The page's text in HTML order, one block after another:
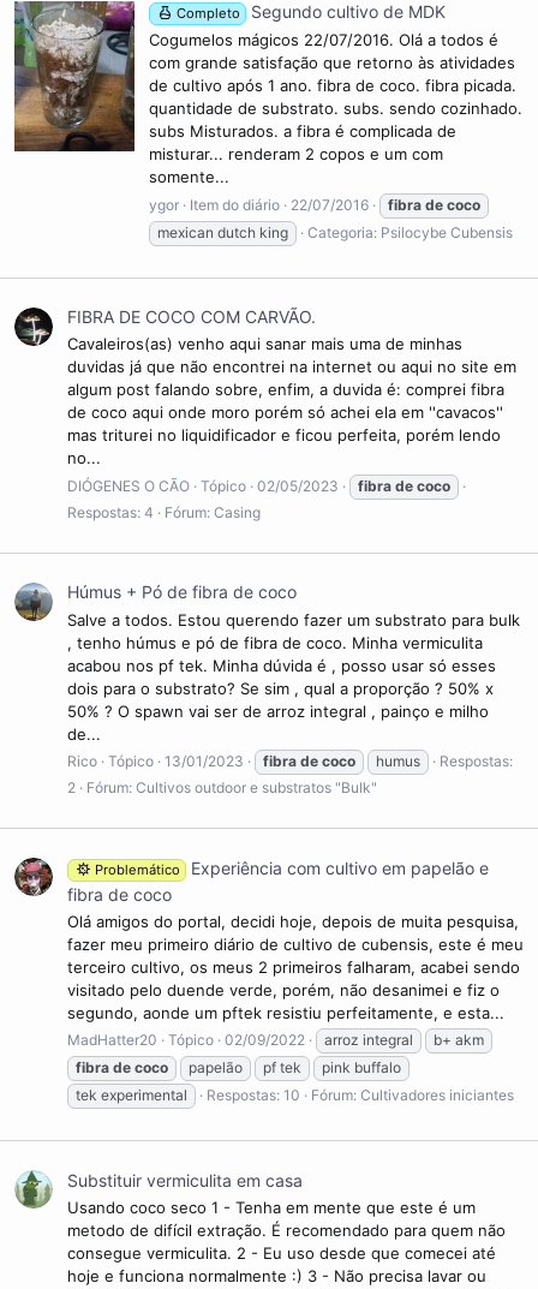
Completo Segundo cultivo de MDK
Cogumelos mágicos 22/07/2016. Olá a todos é
com grande satisfação que retorno às atividades
de cultivo após 1 ano. fibra de coco. fibra picada.
quantidade de substrato. subs. sendo cozinhado.
subs Misturados. a fibra é complicada de
misturar... renderam 2 copos e um com
somente...
ygor Item do diário 22/07/2016 fibra de coco
mexican dutch king
Categoria: Psilocybe Cubensis
FIBRA DE COCO COM CARVÃO.
Cavaleiros(as) venho aqui sanar mais uma de minhas
duvidas já que não encontrei na internet ou aqui no site em
algum post falando sobre, enfim, a duvida é: comprei fibra
de coco aqui onde moro porém só achei ela em ''cavacos''
mas triturei no liquidificador e ficou perfeita, porém lendo
no...
DIÓGENES O CÃO Tópico 02/05/2023 fibra de coco
Respostas: 4
Fórum: Casing
Húmus + Pó de fibra de coco
Salve a todos. Estou querendo fazer um substrato para bulk
, tenho húmus e pó de fibra de coco. Minha vermiculita
acabou nos pf tek. Minha dúvida é , posso usar só esses
dois para o substrato? Se sim , qual a proporção ? 50% x
50% ? O spawn vai ser de arroz integral , painço e milho
de...
Rico Tópico 13/01/2023 fibra de coco humus
Respostas:
2
Fórum: Cultivos outdoor e substratos "Bulk"
Problemático
Experiência com cultivo em papelão e
fibra de coco
Olá amigos do portal, decidi hoje, depois de muita pesquisa,
fazer meu primeiro diário de cultivo de cubensis, este é meu
terceiro cultivo, os meus 2 primeiros falharam, acabei sendo
visitado pelo duende verde, porém, não desanimei e fiz o
segundo, aonde um pftek resistiu perfeitamente, e esta...
MadHatter20 Tópico 02/09/2022 arroz integral
b+ akm
fibra de coco papelão pf tek
pink buffalo
tek experimental
Respostas: 10 Fórum: Cultivadores iniciantes
Substituir vermiculita em casa
Usando coco seco 1 - Tenha em mente que este é um
metodo de difícil extração. É recomendado para quem não
consegue vermiculita. 2 - Eu uso desde que comecei até
hoje e funciona normalmente :) 3 - Não precisa lavar ou